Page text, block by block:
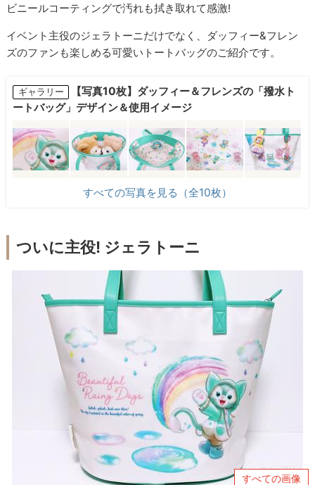
ビニールコーティングで汚れも拭き取れて感激!
イベント主役のジェラトーニだけでなく、ダッフィー&フレン
ズのファンも楽しめる可愛いトートバッグのご紹介です。
ギャラリー
【写真10枚】ダッフィー＆フレンズの「撥水ト
ートバッグ」デザイン＆使用イメージ
すべての写真を見る（全10枚）
ついに主役! ジェラトーニ
すべての画像